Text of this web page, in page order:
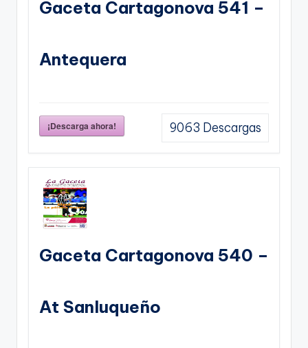
Gaceta Cartagonova 541 –
Antequera
¡Descarga ahora! 9063 Descargas
Gaceta Cartagonova 540 –
At Sanluqueño